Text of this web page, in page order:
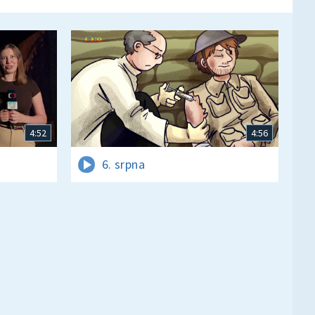
4:52 4:56
6. srpna